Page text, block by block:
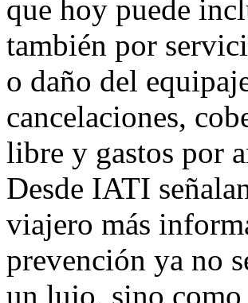
que hoy puede
también por
o daño del
cancelaciones,
libre y gastos por
Desde IATI
viajero más
prevención ya no
un lujo, sino